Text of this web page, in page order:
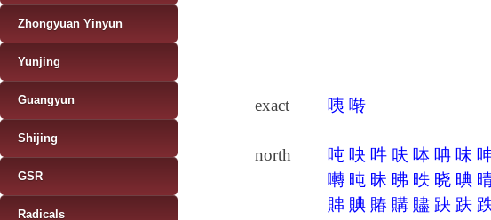
exact 咦 啭
north 吨 吷 吽 呋 呠 呥 味
囀 旽 昧 昲 昳 晓 晪
賗 賟 賰 購 贐 趹 趺
Zhongyuan Yinyun
Yunjing
Guangyun
Shijing
GSR
Radicals